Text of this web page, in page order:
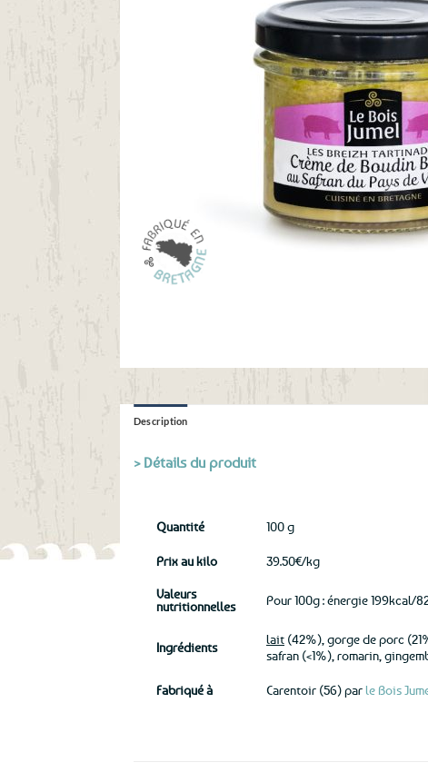
Description
> Détails du produit
Quantité 100 g
Prix au kilo 39.50€/kg
Valeurs
nutritionnelles
Pour 100g : énergie 199kcal/
Ingrédients
lait (42%), gorge de porc
safran (<1%), romarin,
Fabriqué à Carentoir (56) parle Bois